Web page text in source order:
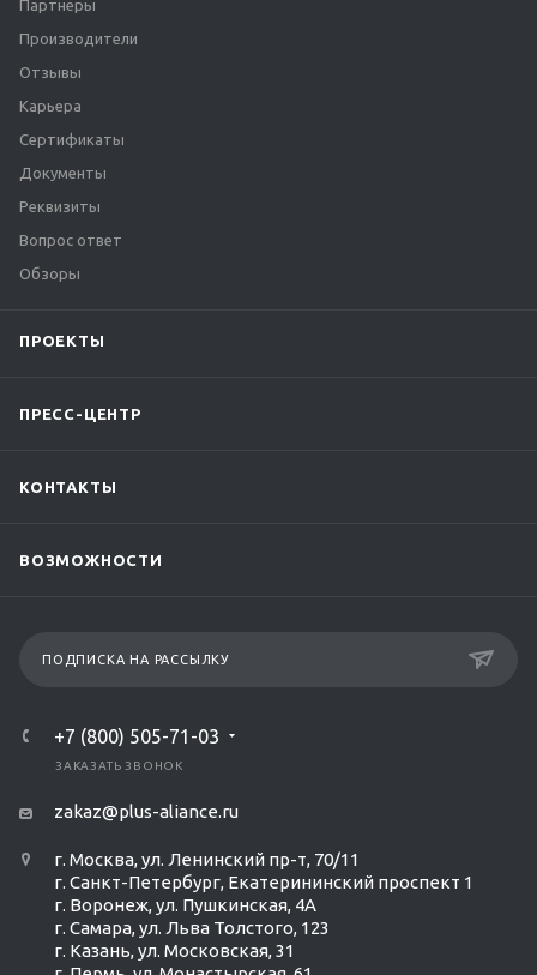
Партнеры
Производители
Отзывы
Карьера
Сертификаты
Документы
Реквизиты
Вопрос ответ
Обзоры
ПРОЕКТЫ
ПРЕСС-ЦЕНТР
КОНТАКТЫ
ВОЗМОЖНОСТИ
ПОДПИСКА НА РАССЫЛКУ
+7 (800) 505-71-03
ЗАКАЗАТЬ ЗВОНОК
zakaz@plus-aliance.ru
г. Москва, ул. Ленинский пр-т, 70/11
г. Санкт-Петербург, Екатерининский проспект 1
г. Воронеж, ул. Пушкинская, 4А
г. Самара, ул. Льва Толстого, 123
г. Казань, ул. Московская, 31